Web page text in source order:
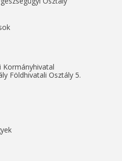
Kormányhivatal
Földhivatali Osztály 5.